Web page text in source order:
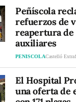
Peñíscola
refuerzos de
reapertura
auxiliares
PENISCOLACastelló Extra
El Hospital
una oferta de